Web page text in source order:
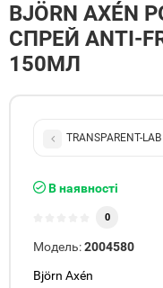
BJÖRN
СПРЕЙ ANTI-
150МЛ
TRANSPARENT-
В наявності
0
Модель:2004580
Björn Axén